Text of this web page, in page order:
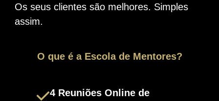
Os seus clientes são melhores. Simples
assim.
O que é a Escola de Mentores?
4 Reuniões Online de